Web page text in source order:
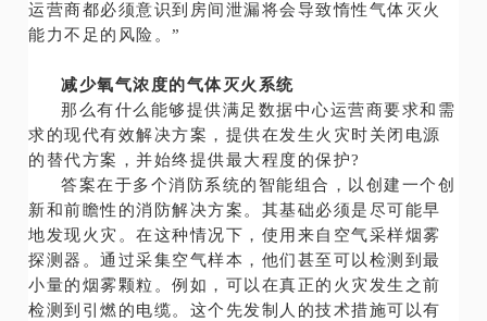
运营商都必须意识到房间泄漏将会导致惰性气体灭火
能力不足的风险。”
减少氧气浓度的气体灭火系统
那么有什么能够提供满足数据中心运营商要求和需
求的现代有效解决方案，提供在发生火灾时关闭电源
的替代方案，并始终提供最大程度的保护?
答案在于多个消防系统的智能组合，以创建一个创
新和前瞻性的消防解决方案。其基础必须是尽可能早
地发现火灾。在这种情况下，使用来自空气采样烟雾
探测器。通过采集空气样本，他们甚至可以检测到最
小量的烟雾颗粒。例如，可以在真正的火灾发生之前
检测到引燃的电缆。这个先发制人的技术措施可以有